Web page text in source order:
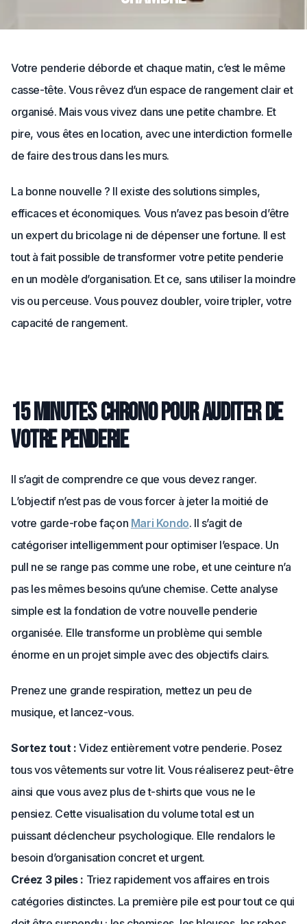
Votre penderie déborde et chaque matin, c’est le même
casse-tête. Vous rêvez d’un espace de rangement clair et
organisé. Mais vous vivez dans une petite chambre. Et
pire, vous êtes en location, avec une interdiction formelle
de faire des trous dans les murs.
La bonne nouvelle ? Il existe des solutions simples,
efficaces et économiques. Vous n’avez pas besoin d’être
un expert du bricolage ni de dépenser une fortune. Il est
tout à fait possible de transformer votre petite penderie
en un modèle d’organisation. Et ce, sans utiliser la moindre
vis ou perceuse. Vous pouvez doubler, voire tripler, votre
capacité de rangement.
15 minutes chrono pour auditer de
votre penderie
Il s’agit de comprendre ce que vous devez ranger.
L’objectif n’est pas de vous forcer à jeter la moitié de
votre garde-robe façon Mari Kondo. Il s’agit de
catégoriser intelligemment pour optimiser l’espace. Un
pull ne se range pas comme une robe, et une ceinture n’a
pas les mêmes besoins qu’une chemise. Cette analyse
simple est la fondation de votre nouvelle penderie
organisée. Elle transforme un problème qui semble
énorme en un projet simple avec des objectifs clairs.
Prenez une grande respiration, mettez un peu de
musique, et lancez-vous.
Sortez tout : Videz entièrement votre penderie. Posez
tous vos vêtements sur votre lit. Vous réaliserez peut-être
ainsi que vous avez plus de t-shirts que vous ne le
pensiez. Cette visualisation du volume total est un
puissant déclencheur psychologique. Elle rendalors le
besoin d’organisation concret et urgent.
Créez 3 piles : Triez rapidement vos affaires en trois
catégories distinctes. La première pile est pour tout ce qui